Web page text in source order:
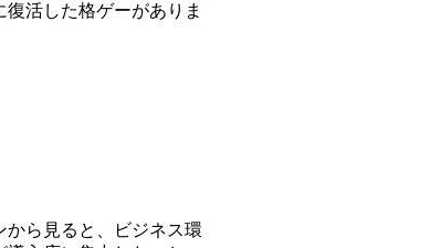
活した格ゲーがありま
ら見ると、ビジネス環